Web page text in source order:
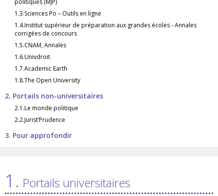
politiques (MJP)
1.3.Sciences Po – Outils en ligne
1.4.Institut supérieur de préparation aux grandes écoles - Annales
corrigées de concours
1.5.CNAM, Annales
1.6.Univdroit
1.7.Academic Earth
1.8.The Open University
2. Portails non-universitaires
2.1.Le monde politique
2.2.Jurist’Prudence
3. Pour approfondir
1. Portails universitaires